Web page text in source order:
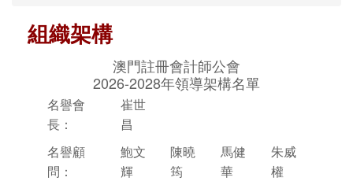
組織架構
澳門註冊會計師公會
2026-2028年領導架構名單
名譽會
長：
崔世
昌
名譽顧
問：
鮑文
輝
陳曉
筠
馬健
華
朱威
權